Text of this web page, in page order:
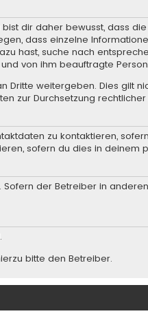
dir daher bewusst, dass
dass einzelne
hast, suche nach
von ihm beauftragte
weitergeben. Dies gilt
zur Durchsetzung
zu kontaktieren,
sofern du dies in deinem
der Betreiber in
bitte den Betreiber.